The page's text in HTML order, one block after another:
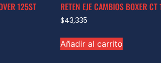
125ST RETEN EJE CAMBIOS BOXER
$43,335
Añadir al carrito